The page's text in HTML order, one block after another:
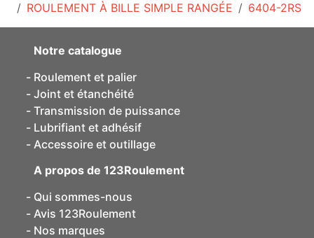
ROULEMENT À BILLE SIMPLE RANGÉE
6404-2RS
Notre catalogue
Roulement et palier
Joint et étanchéité
Transmission de puissance
Lubrifiant et adhésif
Accessoire et outillage
A propos de 123Roulement
Qui sommes-nous
Avis 123Roulement
Nos marques